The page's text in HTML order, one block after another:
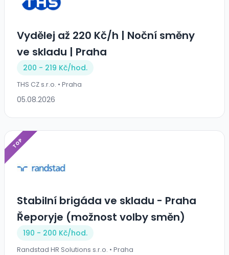
Vydělej až 220 Kč/h | Noční směny
ve skladu | Praha
200 - 219 Kč/hod.
THS CZ s.r.o. • Praha
05.08.2026
TOP
Stabilní brigáda ve skladu - Praha
Řeporyje (možnost volby směn)
190 - 200 Kč/hod.
Randstad HR Solutions s.r.o. • Praha